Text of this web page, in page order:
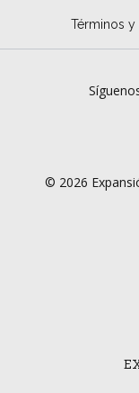
Términos
© 2026